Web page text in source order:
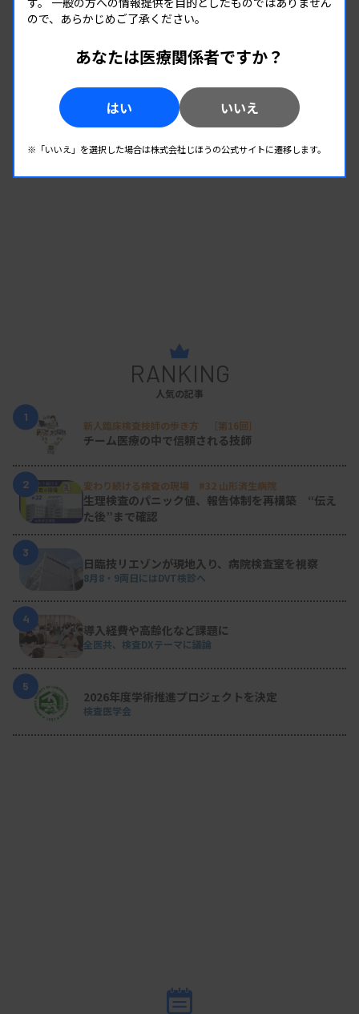
心血管インターベンション技師（ITE）
キャリア・学び2026.07.27 06:00
心電図におけるAI診断の精度管理と医療安全
RANKING
人気の記事
1
新人臨床検査技師の歩き方 ［第16回］
チーム医療の中で信頼される技師
2 変わり続ける検査の現場 #32 山形済生病院
生理検査のパニック値、報告体制を再構築 “伝え
た後”まで確認
3
日臨技リエゾンが現地入り、病院検査室を視察
8月8・9両日にはDVT検診へ
4
導入経費や高齢化など課題に
全医共、検査DXテーマに議論
5
2026年度学術推進プロジェクトを決定
検査医学会
ので、あらかじめご了承ください。
あなたは医療関係者ですか？
はい いいえ
※「いいえ」を選択した場合は株式会社じほうの公式サイトに遷移します。